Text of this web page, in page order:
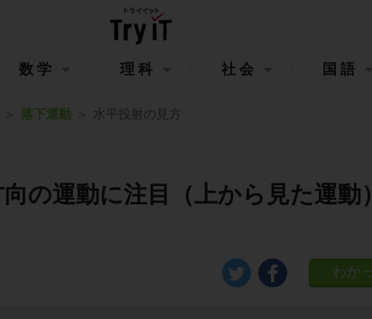
数学 理科 社会 国語
落下運動 水平投射の見方
の運動に注目（上から見た運動）